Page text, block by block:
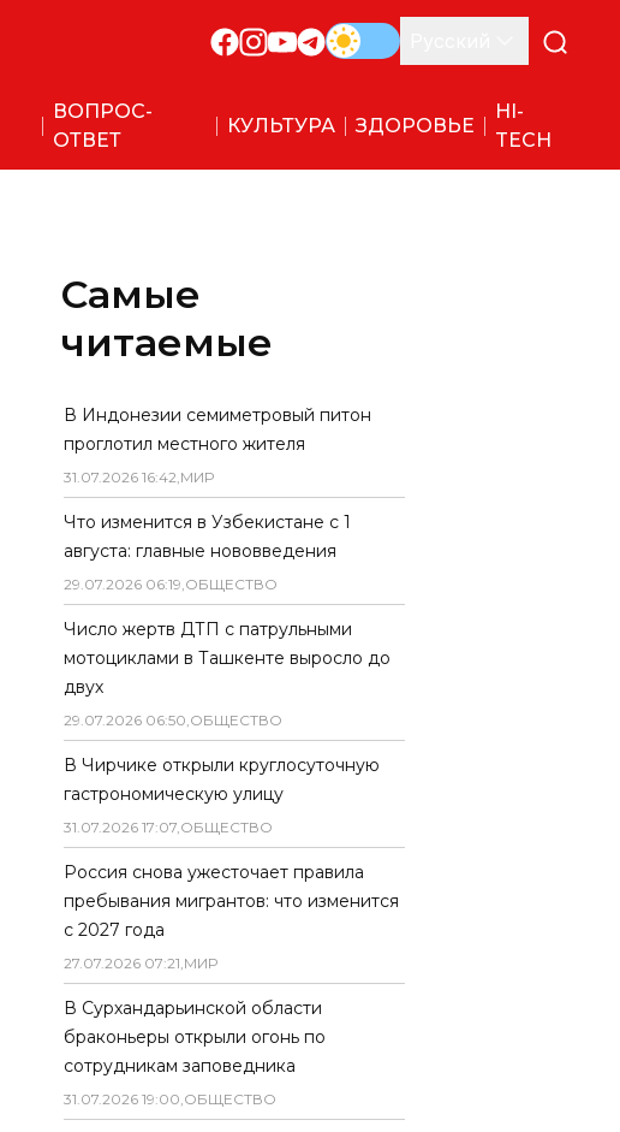
ВОПРОС-
ОТВЕТ
КУЛЬТУРА ЗДОРОВЬЕ
HI-
TECH
Самые
читаемые
В Индонезии семиметровый питон
проглотил местного жителя
31.07.2026 16:42,МИР
Что изменится в Узбекистане с 1
августа: главные нововведения
29.07.2026 06:19,ОБЩЕСТВО
Число жертв ДТП с патрульными
мотоциклами в Ташкенте выросло до
двух
29.07.2026 06:50,ОБЩЕСТВО
В Чирчике открыли круглосуточную
гастрономическую улицу
31.07.2026 17:07,ОБЩЕСТВО
Россия снова ужесточает правила
пребывания мигрантов: что изменится
с 2027 года
27.07.2026 07:21,МИР
В Сурхандарьинской области
браконьеры открыли огонь по
сотрудникам заповедника
31.07.2026 19:00,ОБЩЕСТВО